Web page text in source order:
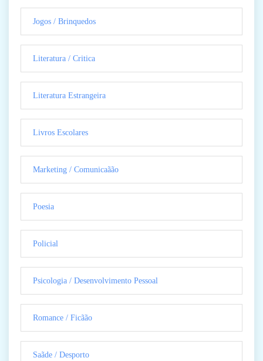
Jogos / Brinquedos
Literatura / Critica
Literatura Estrangeira
Livros Escolares
Marketing / Comunicaãão
Poesia
Policial
Psicologia / Desenvolvimento Pessoal
Romance / Ficãão
Saãde / Desporto